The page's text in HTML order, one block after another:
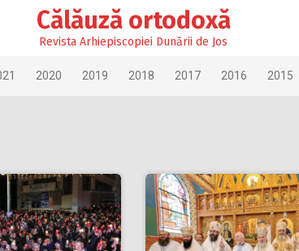
Călăuză ortodoxă
Revista Arhiepiscopiei Dunării de Jos
2020 2019 2018 2017 2016 2015